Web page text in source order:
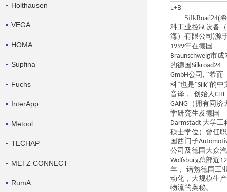
Holthausen
VEGA
HOMA
Supfina
Fuchs
InterApp
Metool
TECHAP
METZ CONNECT
RumA
L+B
SilkRoad24(
科工业控制设备
海）有限公司 )源
1999年在德国
Braunschweig市成
的德国 Silkroad24
GmbH公司 , “希而
科”也是“Silk”的中
音译， 创始人
GANG （拥有同济
学研究生及德国
Darmstadt 大学工
硕士学位）曾任
国西门子
公司及德国大众
Wolfsburg总部近12
年， 谙熟德国工
动化，大规模生
物流的奥秘。